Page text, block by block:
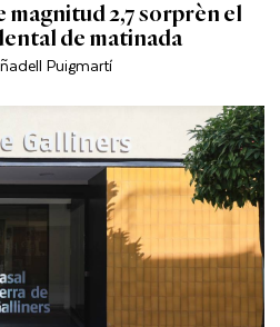
2,7 sorprèn el
de matinada
Puigmartí